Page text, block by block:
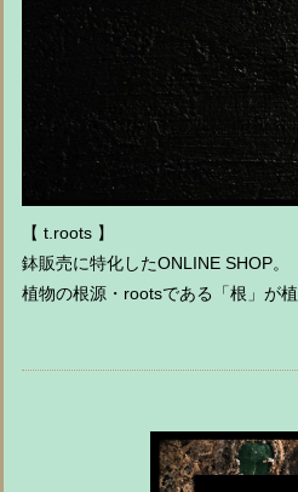
【 t.roots 】
鉢販売に特化したONLINE SHOP。
植物の根源・rootsである「根」が